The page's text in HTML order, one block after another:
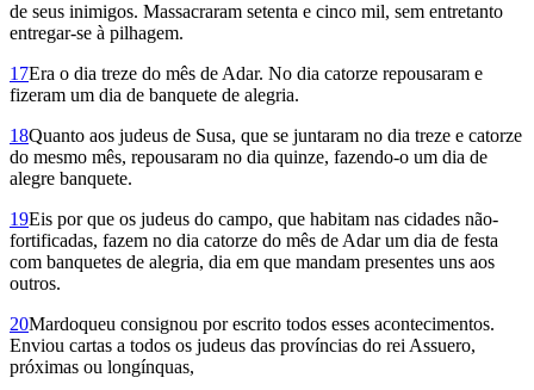
de seus inimigos. Massacraram setenta e cinco mil, sem entretanto
entregar-se à pilhagem.
17Era o dia treze do mês de Adar. No dia catorze repousaram e
fizeram um dia de banquete de alegria.
18Quanto aos judeus de Susa, que se juntaram no dia treze e catorze
do mesmo mês, repousaram no dia quinze, fazendo-o um dia de
alegre banquete.
19Eis por que os judeus do campo, que habitam nas cidades não-
fortificadas, fazem no dia catorze do mês de Adar um dia de festa
com banquetes de alegria, dia em que mandam presentes uns aos
outros.
20Mardoqueu consignou por escrito todos esses acontecimentos.
Enviou cartas a todos os judeus das províncias do rei Assuero,
próximas ou longínquas,